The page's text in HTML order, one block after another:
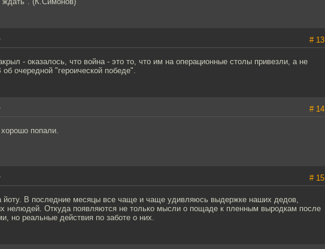
# 13
- оказалось, что война - это то, что им на операционные столы привезли, а не
очередной "героической победе".
# 14
попали.
# 15
йоту. В последние месяцы все чаще и чаще удивляюсь выдержке наших дедов,
нелюдей. Откуда появляются не только мысли о пощаде к пленным выродкам после
но реальные действия по заботе о них.